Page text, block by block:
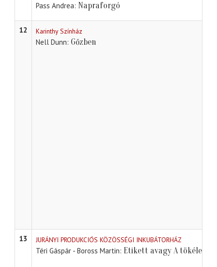
Pass Andrea Napraforgó
12 Karinthy Színház
Nell Dunn Gőzben
13 JURÁNYI PRODUKCIÓS KÖZÖSSÉGI INKUBÁTORHÁZ
Téri Gáspár - Boross Martin Etikett avagy A tökéletes